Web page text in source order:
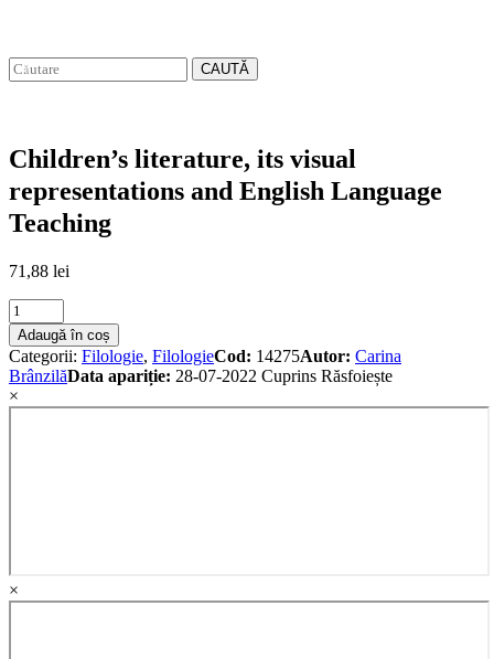
CAUTĂ
Children’s literature, its visual
representations and English Language
Teaching
71,88 lei
Children's
literature,
its
visual
representations
and
Adaugă în coș
Categorii: Filologie, FilologieCod: 14275Autor: Carina
BrânzilăData apariție: 28-07-2022 Cuprins Răsfoiește
×
×